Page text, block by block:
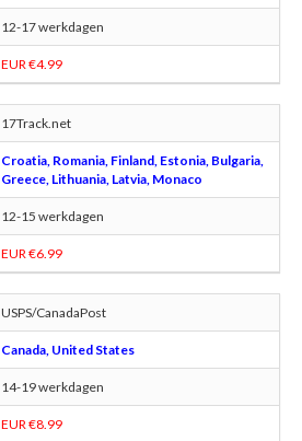
12-17 werkdagen
EUR €4.99
17Track.net
Croatia, Romania, Finland, Estonia, Bulgaria,
Greece, Lithuania, Latvia, Monaco
12-15 werkdagen
EUR €6.99
USPS/CanadaPost
Canada, United States
14-19 werkdagen
EUR €8.99